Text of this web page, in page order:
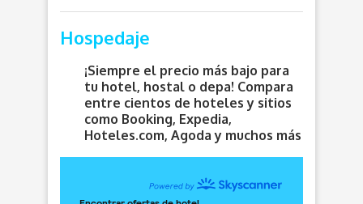
Hospedaje
¡Siempre el precio más bajo para
tu hotel, hostal o depa! Compara
entre cientos de hoteles y sitios
como Booking, Expedia,
Hoteles.com, Agoda y muchos más